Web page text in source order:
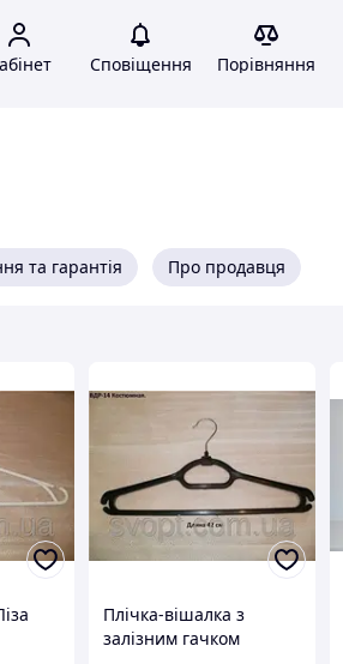
Сповіщення Порівняння
та гарантія Про продавця
Плічка-вішалка з
залізним гачком